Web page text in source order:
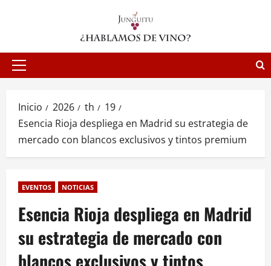
Menú
Inicio 2026 th
19
Esencia Rioja despliega en Madrid su estrategia de
mercado con blancos exclusivos y tintos premium
EVENTOS NOTICIAS
Esencia Rioja despliega en Madrid
su estrategia de mercado con
blancos exclusivos y tintos